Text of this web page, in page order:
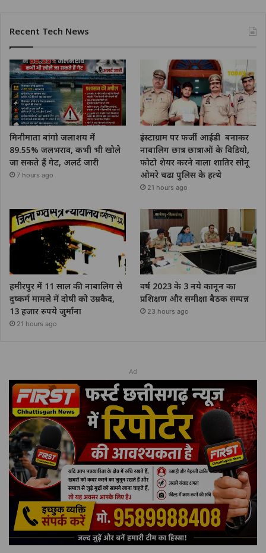
Recent Tech News
मिनीमाता बांगो जलाशय में
89.55% जलभराव, कभी भी खोले
जा सकते हैं गेट, अलर्ट जारी
7 hours ago
इंस्टाग्राम पर फर्जी आईडी बनाकर
नाबालिग छात्र छात्राओं के विडियो,
फोटो शेयर करने वाला शातिर सोनू
ओमरे चढा पुलिस के हत्थे
21 hours ago
हमीरपुर में 11 साल की नाबालिग से
दुष्कर्म मामले में दोषी को उम्रकैद,
13 हजार रुपये जुर्माना
21 hours ago
वर्ष 2023 के 3 नये कानून का
प्रशिक्षण और समीक्षा बैठक सम्पन्न
23 hours ago
Ad